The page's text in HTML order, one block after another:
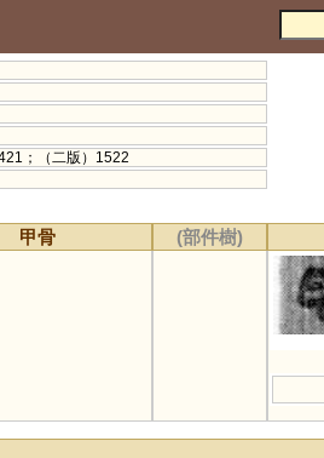
；（二版）1522
甲骨 (部件樹)